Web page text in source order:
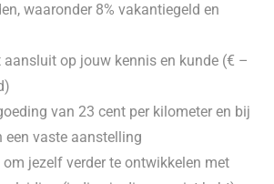
waaronder 8% vakantiegeld en
aansluit op jouw kennis en kunde (€ –
van 23 cent per kilometer en bij
een vaste aanstelling
jezelf verder te ontwikkelen met